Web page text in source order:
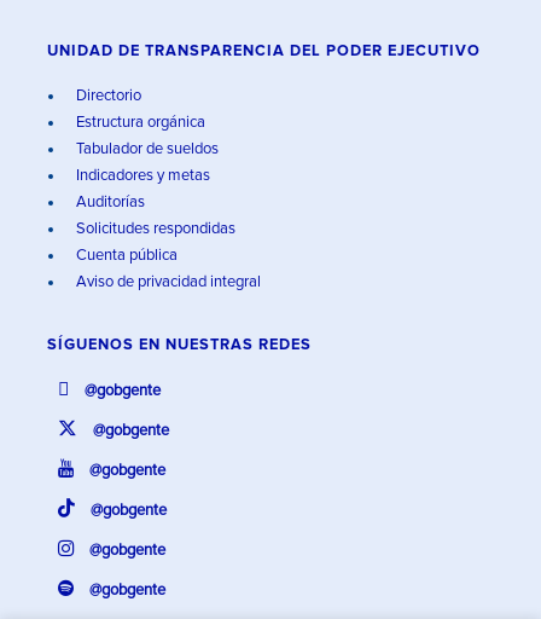
UNIDAD DE TRANSPARENCIA DEL PODER EJECUTIVO
Directorio
Estructura orgánica
Tabulador de sueldos
Indicadores y metas
Auditorías
Solicitudes respondidas
Cuenta pública
Aviso de privacidad integral
SÍGUENOS EN NUESTRAS REDES
@gobgente
@gobgente
@gobgente
@gobgente
@gobgente
@gobgente